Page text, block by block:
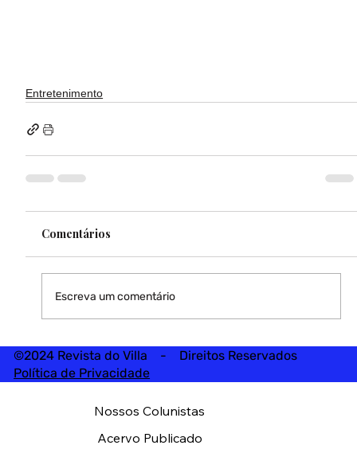
Entretenimento
Comentários
Escreva um comentário
©2024 Revista do Villa - Direitos Reservados
Política de Privacidade
Nossos Colunistas
Acervo Publicado